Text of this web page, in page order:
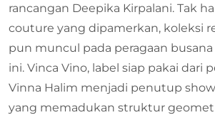
rancangan Deepika Kirpalani. Tak
couture yang dipamerkan, koleksi
pun muncul pada peragaan
ini. Vinca Vino, label siap pakai dari
Vinna Halim menjadi penutup
yang memadukan struktur